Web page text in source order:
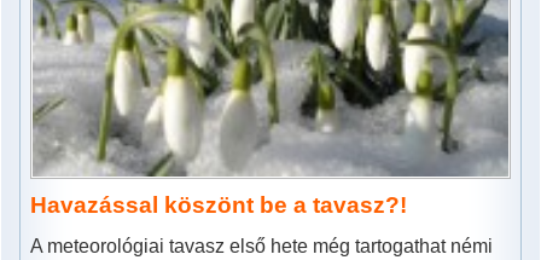
Havazással köszönt be a tavasz?!
A meteorológiai tavasz első hete még tartogathat némi